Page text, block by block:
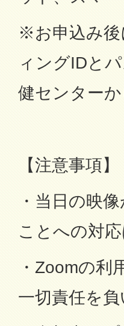
※お申込み後
ィングIDと
健センター
【注意事項】
・当日の映
ことへの対
・Zoomの
一切責任を負